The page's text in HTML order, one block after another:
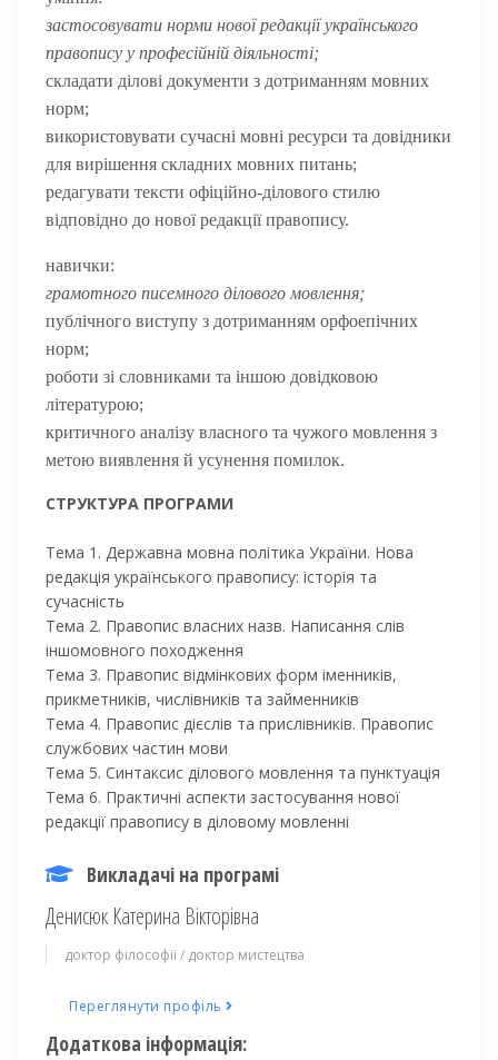
застосовувати норми нової редакції українського
правопису у професійній діяльності;
складати ділові документи з дотриманням мовних
норм;
використовувати сучасні мовні ресурси та довідники
для вирішення складних мовних питань;
редагувати тексти офіційно-ділового стилю
відповідно до нової редакції правопису.
навички:
грамотного писемного ділового мовлення;
публічного виступу з дотриманням орфоепічних
норм;
роботи зі словниками та іншою довідковою
літературою;
критичного аналізу власного та чужого мовлення з
метою виявлення й усунення помилок.
СТРУКТУРА ПРОГРАМИ
Тема 1. Державна мовна політика України. Нова
редакція українського правопису: історія та
сучасність
Тема 2. Правопис власних назв. Написання слів
іншомовного походження
Тема 3. Правопис відмінкових форм іменників,
прикметників, числівників та займенників
Тема 4. Правопис дієслів та прислівників. Правопис
службових частин мови
Тема 5. Синтаксис ділового мовлення та пунктуація
Тема 6. Практичні аспекти застосування нової
редакції правопису в діловому мовленні
Викладачі на програмі
Денисюк Катерина Вікторівна
доктор філософії / доктор мистецтва
Переглянути профіль
Додаткова інформація: